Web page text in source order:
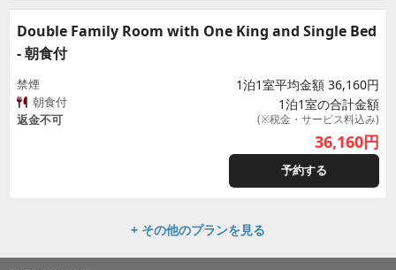
Double Family Room with One King and Single Bed
- 朝食付
禁煙
朝食付
返金不可
1泊1室平均金額 36,160円
1泊1室の合計金額
(※税金・サービス料込み)
36,160円
予約する
+ その他のプランを見る